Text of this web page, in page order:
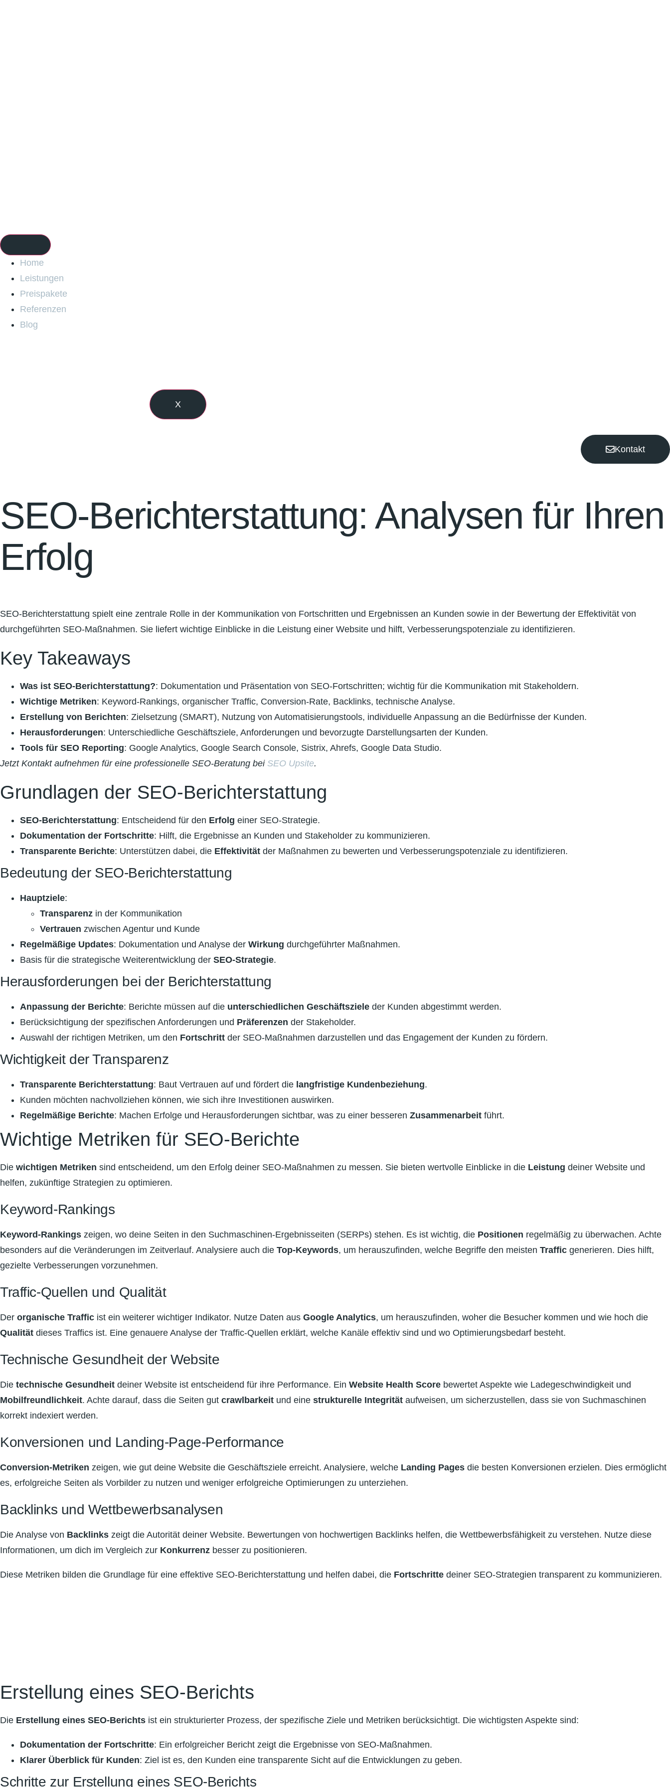
Home
Leistungen
Preispakete
Referenzen
Blog
X
Kontakt
SEO-Berichterstattung: Analysen für Ihren
Erfolg
SEO-Berichterstattung spielt eine zentrale Rolle in der Kommunikation von Fortschritten und Ergebnissen an Kunden sowie in der Bewertung der Effektivität von
durchgeführten SEO-Maßnahmen. Sie liefert wichtige Einblicke in die Leistung einer Website und hilft, Verbesserungspotenziale zu identifizieren.
Key Takeaways
Was ist SEO-Berichterstattung?: Dokumentation und Präsentation von SEO-Fortschritten; wichtig für die Kommunikation mit Stakeholdern.
Wichtige Metriken: Keyword-Rankings, organischer Traffic, Conversion-Rate, Backlinks, technische Analyse.
Erstellung von Berichten: Zielsetzung (SMART), Nutzung von Automatisierungstools, individuelle Anpassung an die Bedürfnisse der Kunden.
Herausforderungen: Unterschiedliche Geschäftsziele, Anforderungen und bevorzugte Darstellungsarten der Kunden.
Tools für SEO Reporting: Google Analytics, Google Search Console, Sistrix, Ahrefs, Google Data Studio.
Jetzt Kontakt aufnehmen für eine professionelle SEO-Beratung bei SEO Upsite.
Grundlagen der SEO-Berichterstattung
SEO-Berichterstattung: Entscheidend für den Erfolg einer SEO-Strategie.
Dokumentation der Fortschritte: Hilft, die Ergebnisse an Kunden und Stakeholder zu kommunizieren.
Transparente Berichte: Unterstützen dabei, die Effektivität der Maßnahmen zu bewerten und Verbesserungspotenziale zu identifizieren.
Bedeutung der SEO-Berichterstattung
Hauptziele:
Transparenz in der Kommunikation
Vertrauen zwischen Agentur und Kunde
Regelmäßige Updates: Dokumentation und Analyse der Wirkung durchgeführter Maßnahmen.
Basis für die strategische Weiterentwicklung der SEO-Strategie.
Herausforderungen bei der Berichterstattung
Anpassung der Berichte: Berichte müssen auf die unterschiedlichen Geschäftsziele der Kunden abgestimmt werden.
Berücksichtigung der spezifischen Anforderungen und Präferenzen der Stakeholder.
Auswahl der richtigen Metriken, um den Fortschritt der SEO-Maßnahmen darzustellen und das Engagement der Kunden zu fördern.
Wichtigkeit der Transparenz
Transparente Berichterstattung: Baut Vertrauen auf und fördert die langfristige Kundenbeziehung.
Kunden möchten nachvollziehen können, wie sich ihre Investitionen auswirken.
Regelmäßige Berichte: Machen Erfolge und Herausforderungen sichtbar, was zu einer besseren Zusammenarbeit führt.
Wichtige Metriken für SEO-Berichte
Die wichtigen Metriken sind entscheidend, um den Erfolg deiner SEO-Maßnahmen zu messen. Sie bieten wertvolle Einblicke in die Leistung deiner Website und
helfen, zukünftige Strategien zu optimieren.
Keyword-Rankings
Keyword-Rankings zeigen, wo deine Seiten in den Suchmaschinen-Ergebnisseiten (SERPs) stehen. Es ist wichtig, die Positionen regelmäßig zu überwachen. Achte
besonders auf die Veränderungen im Zeitverlauf. Analysiere auch die Top-Keywords, um herauszufinden, welche Begriffe den meisten Traffic generieren. Dies hilft,
gezielte Verbesserungen vorzunehmen.
Traffic-Quellen und Qualität
Der organische Traffic ist ein weiterer wichtiger Indikator. Nutze Daten aus Google Analytics, um herauszufinden, woher die Besucher kommen und wie hoch die
Qualität dieses Traffics ist. Eine genauere Analyse der Traffic-Quellen erklärt, welche Kanäle effektiv sind und wo Optimierungsbedarf besteht.
Technische Gesundheit der Website
Die technische Gesundheit deiner Website ist entscheidend für ihre Performance. Ein Website Health Score bewertet Aspekte wie Ladegeschwindigkeit und
Mobilfreundlichkeit. Achte darauf, dass die Seiten gut crawlbarkeit und eine strukturelle Integrität aufweisen, um sicherzustellen, dass sie von Suchmaschinen
korrekt indexiert werden.
Konversionen und Landing-Page-Performance
Conversion-Metriken zeigen, wie gut deine Website die Geschäftsziele erreicht. Analysiere, welche Landing Pages die besten Konversionen erzielen. Dies ermöglicht
es, erfolgreiche Seiten als Vorbilder zu nutzen und weniger erfolgreiche Optimierungen zu unterziehen.
Backlinks und Wettbewerbsanalysen
Die Analyse von Backlinks zeigt die Autorität deiner Website. Bewertungen von hochwertigen Backlinks helfen, die Wettbewerbsfähigkeit zu verstehen. Nutze diese
Informationen, um dich im Vergleich zur Konkurrenz besser zu positionieren.
Diese Metriken bilden die Grundlage für eine effektive SEO-Berichterstattung und helfen dabei, die Fortschritte deiner SEO-Strategien transparent zu kommunizieren.
Erstellung eines SEO-Berichts
Die Erstellung eines SEO-Berichts ist ein strukturierter Prozess, der spezifische Ziele und Metriken berücksichtigt. Die wichtigsten Aspekte sind:
Dokumentation der Fortschritte: Ein erfolgreicher Bericht zeigt die Ergebnisse von SEO-Maßnahmen.
Klarer Überblick für Kunden: Ziel ist es, den Kunden eine transparente Sicht auf die Entwicklungen zu geben.
Schritte zur Erstellung eines SEO-Berichts